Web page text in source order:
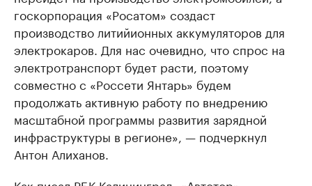
госкорпорация «Росатом» создаст
производство литийионных аккумуляторов для
электрокаров. Для нас очевидно, что спрос на
электротранспорт будет расти, поэтому
совместно с «Россети Янтарь» будем
продолжать активную работу по внедрению
масштабной программы развития зарядной
инфраструктуры в регионе», — подчеркнул
Антон Алиханов.